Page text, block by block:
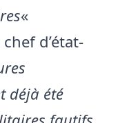
«
d’état-
déjà été